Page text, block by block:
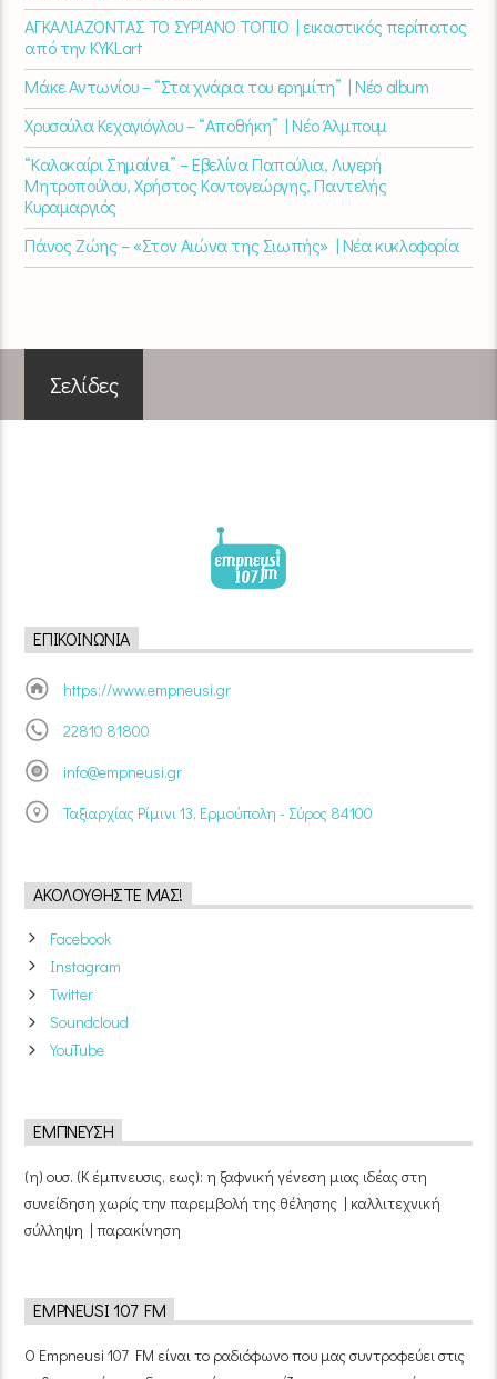
ΑΓΚΑΛΙΑΖΟΝΤΑΣ ΤΟ ΣΥΡΙΑΝΟ ΤΟΠΙΟ | εικαστικός περίπατος
από την KYKLart
Μάκε Αντωνίου – “Στα χνάρια του ερημίτη” | Νέο album
Χρυσούλα Κεχαγιόγλου – “Αποθήκη” | Νέο Άλμπουμ
“Καλοκαίρι Σημαίνει” – Εβελίνα Παπούλια, Λυγερή
Μητροπούλου, Χρήστος Κοντογεώργης, Παντελής
Κυραμαργιός
Πάνος Ζώης – «Στον Αιώνα της Σιωπής» | Νέα κυκλοφορία
Σελίδες
ΕΠΙΚΟΙΝΩΝΊΑ
https://www.empneusi.gr
22810 81800
info@empneusi.gr
Ταξιαρχίας Ρίμινι 13, Ερμούπολη - Σύρος 84100
ΑΚΟΛΟΥΘΉΣΤΕ ΜΑΣ!
Facebook
Instagram
Twitter
Soundcloud
YouTube
ΈΜΠΝΕΥΣΗ
(η) ουσ. (Κ έμπνευσις, εως): η ξαφνική γένεση μιας ιδέας στη
συνείδηση χωρίς την παρεμβολή της θέλησης | καλλιτεχνική
σύλληψη | παρακίνηση
EMPNEUSI 107 FM
Ο Empneusi 107 FM είναι το ραδιόφωνο που μας συντροφεύει στις